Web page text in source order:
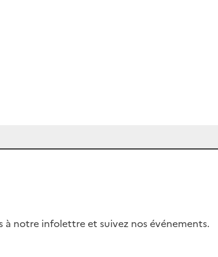
à notre infolettre et suivez nos événements.